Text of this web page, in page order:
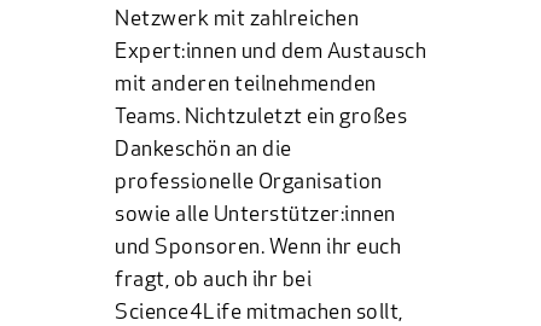
Netzwerk mit zahlreichen
Expert:innen und dem Austausch
mit anderen teilnehmenden
Teams. Nichtzuletzt ein großes
Dankeschön an die
professionelle Organisation
sowie alle Unterstützer:innen
und Sponsoren. Wenn ihr euch
fragt, ob auch ihr bei
Science4Life mitmachen sollt,